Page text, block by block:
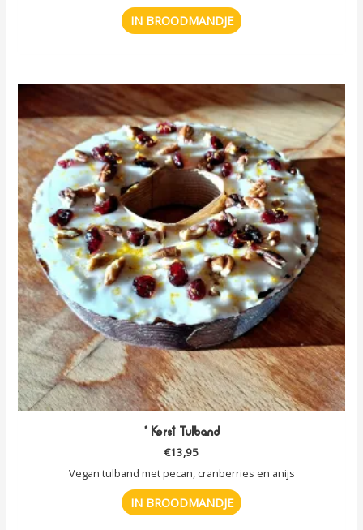
IN BROODMANDJE
* Kerst Tulband
€13,95
Vegan tulband met pecan, cranberries en anijs
IN BROODMANDJE